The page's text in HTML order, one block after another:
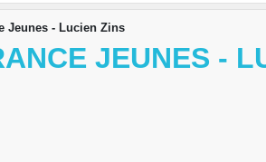
Jeunes - Lucien Zins
JEUNES -